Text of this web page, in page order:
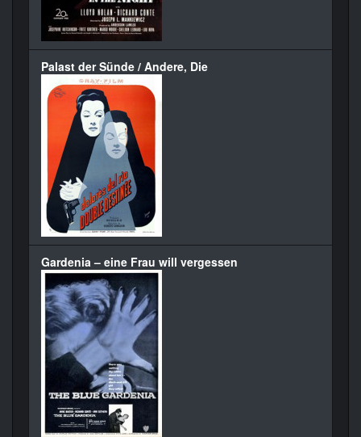
Palast der Sünde / Andere, Die
Gardenia – eine Frau will vergessen